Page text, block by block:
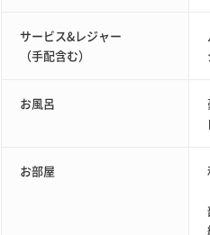
サービス&レジャー
（手配含む）
お風呂
お部屋